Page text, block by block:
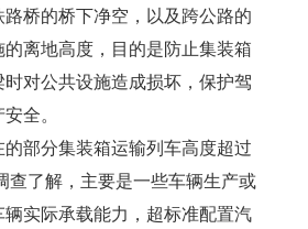
桥的桥下净空，以及跨公路的
离地高度，目的是防止集装箱
对公共设施造成损坏，保护驾
全。
分集装箱运输列车高度超过
查了解，主要是一些车辆生产或
实际承载能力，超标准配置汽